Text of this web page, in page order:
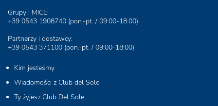
Grupy i MICE:
+39 0543 1908740 (pon.-pt. / 09:00-18:00)
Partnerzy i dostawcy:
+39 0543 371100 (pon.-pt. / 09:00-18:00)
Kim jesteśmy
Wiadomości z Club del Sole
Ty żyjesz Club Del Sole